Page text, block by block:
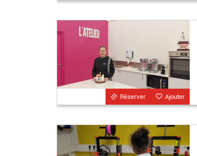
Ajouter
Réserver